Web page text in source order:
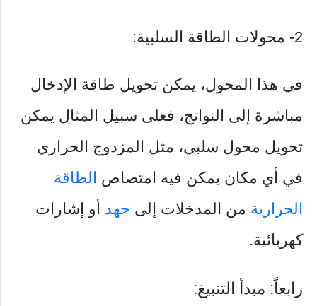
2- محولات الطاقة السلبية:
في هذا المحول، يمكن تحويل طاقة الإدخال
مباشرة إلى النواتج، فعلى سبيل المثال يمكن
تحويل محول سلبي، مثل المزدوج الحراري
في أي مكان يمكن فيه امتصاص الطاقة
الحرارية من المدخلات إلى جهد أو إشارات
كهربائية.
رابعاً: مبدأ التنبيغ: